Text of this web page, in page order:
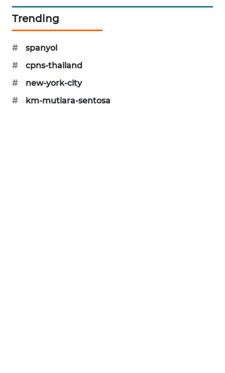
Trending
#
spanyol
#
cpns-thailand
#
new-york-city
#
km-mutiara-sentosa
PLN
WATCH
MKLI
LKKI